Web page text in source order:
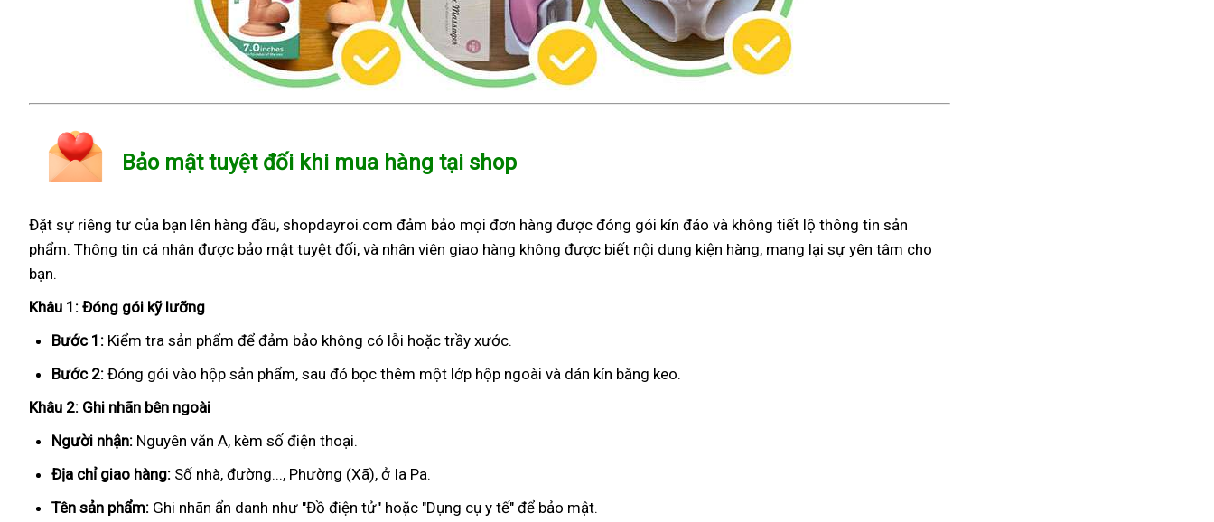
Bảo mật tuyệt đối khi mua hàng tại shop
Đặt sự riêng tư của bạn lên hàng đầu, shopdayroi.com đảm bảo mọi đơn hàng được đóng gói kín đáo và không tiết lộ thông tin sản
phẩm. Thông tin cá nhân được bảo mật tuyệt đối, và nhân viên giao hàng không được biết nội dung kiện hàng, mang lại sự yên tâm cho
bạn.
Khâu 1: Đóng gói kỹ lưỡng
Bước 1: Kiểm tra sản phẩm để đảm bảo không có lỗi hoặc trầy xước.
Bước 2: Đóng gói vào hộp sản phẩm, sau đó bọc thêm một lớp hộp ngoài và dán kín băng keo.
Khâu 2: Ghi nhãn bên ngoài
Người nhận: Nguyên văn A, kèm số điện thoại.
Địa chỉ giao hàng: Số nhà, đường..., Phường (Xã), ở Ia Pa.
Tên sản phẩm: Ghi nhãn ẩn danh như "Đồ điện tử" hoặc "Dụng cụ y tế" để bảo mật.